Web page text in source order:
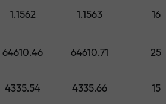
стоимостью
1.1562 1.1563 16
64610.46 64610.71 25
4335.54 4335.66 15
курсы и вебинары для всех